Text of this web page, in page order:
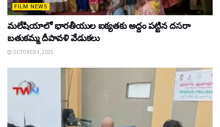
FILM NEWS
మలేషియాలో భారతీయుల ఐక్యతకు అద్దం పట్టిన దసరా
బతుకమ్మ దీపావళి వేడుకలు
OCTOBER 4, 2025